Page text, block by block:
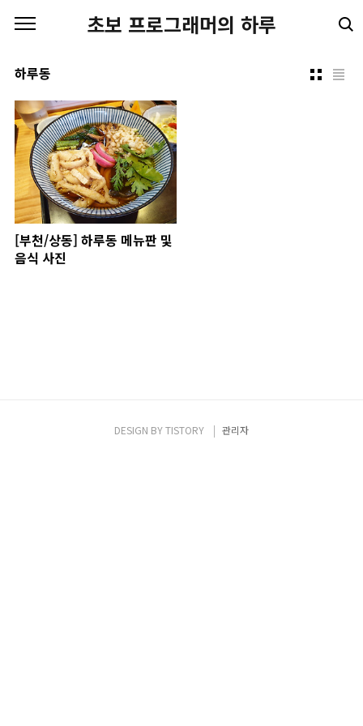
초보 프로그래머의 하루
하루동
[부천/상동] 하루동 메뉴판 및
음식 사진
DESIGN BYTISTORY 관리자